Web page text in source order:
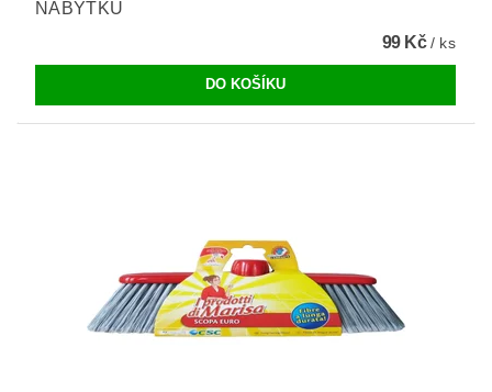
NÁBYTKU
99 Kč/ ks